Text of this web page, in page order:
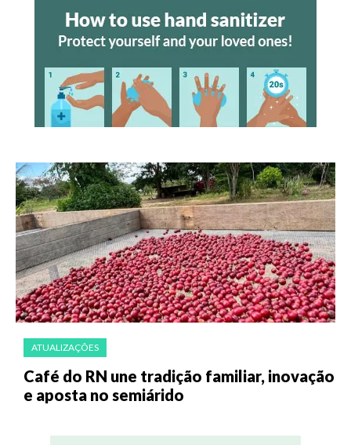
ATUALIZAÇÕES
Café do RN une tradição familiar, inovação
e aposta no semiárido